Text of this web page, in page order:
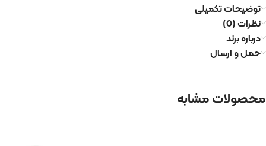
توضیحات تکمیلی
نظرات (0)
درباره برند
حمل و ارسال
محصولات مشابه